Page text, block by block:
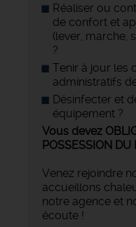
Réaliser ou
de confort et
(lever, marche,
?
Tenir à jour les
administratifs
Désinfecter et
équipement ?
Vous devez
POSSESSION DU
Venez rejoindre
accueillons
notre agence et
écoute !